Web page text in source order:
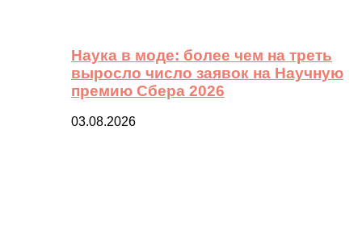
Наука в моде: более чем на треть
выросло число заявок на Научную
премию Сбера 2026
03.08.2026